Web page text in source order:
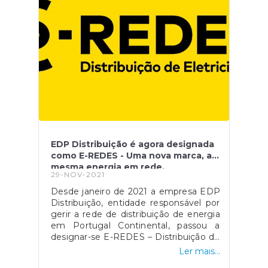
EDP Distribuição é agora designada
como E-REDES - Uma nova marca, a
mesma energia em rede.
29-NOV-2021
Desde janeiro de 2021 a empresa EDP
Distribuição, entidade responsável por
gerir a rede de distribuição de energia
em Portugal Continental, passou a
designar-se E-REDES – Distribuição de
Eletricidade e atualmente encontra-se
Ler mais...